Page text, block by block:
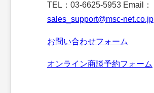
TEL：03-6625-5953 Email：
sales_support@msc-net.co.jp
お問い合わせフォーム
オンライン商談予約フォーム